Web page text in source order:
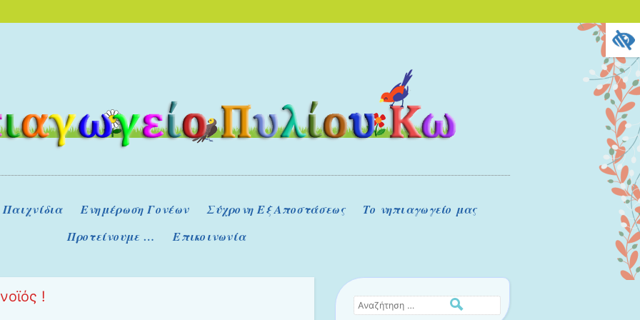
Πυλίου Κω
Παιχνίδια Ενημέρωση Γονέων Σύχρονη Εξ Αποστάσεως
Το νηπιαγωγείο μας
Προτείνουμε …
Επικοινωνία
! Αναζήτηση